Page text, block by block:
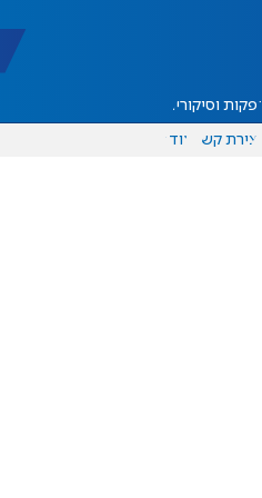
הפקות וסיקורים
יצירת קשר עוד